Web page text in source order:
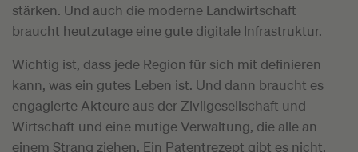
stärken. Und auch die moderne Landwirtschaft
braucht heutzutage eine gute digitale Infrastruktur.
Wichtig ist, dass jede Region für sich mit definieren
kann, was ein gutes Leben ist. Und dann braucht es
engagierte Akteure aus der Zivilgesellschaft und
Wirtschaft und eine mutige Verwaltung, die alle an
einem Strang ziehen. Ein Patentrezept gibt es nicht.